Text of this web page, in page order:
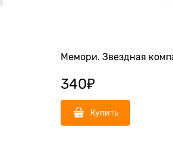
Мемори. Звездная
340₽
Купить